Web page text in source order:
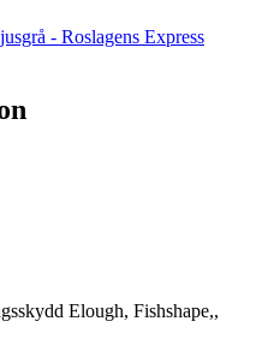
Elough, Fishshape,,